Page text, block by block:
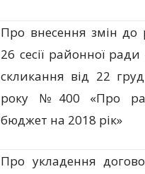
Про внесення змін до
26 сесії районної
скликання від 22
року №400 «Про
бюджет на 2018 рік»
Про укладення